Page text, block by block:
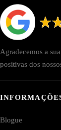
Agradecemos a
positivas dos
Blogue